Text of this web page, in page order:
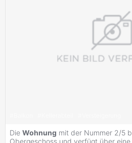
Die Wohnung mit der Nummer 2/5
Obergeschoss und verfügt über